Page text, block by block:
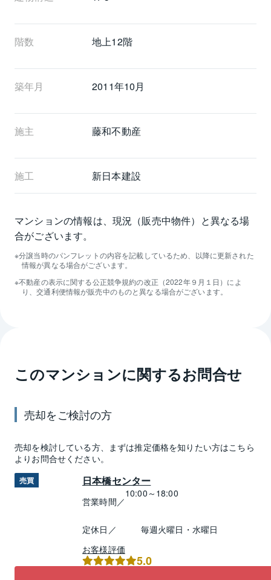
階数 地上12階
築年月 2011年10月
施主 藤和不動産
施工 新日本建設
マンションの情報は、現況（販売中物件）と異なる場
合がございます。
分譲当時のパンフレットの内容を記載しているため、以降に更新された
情報が異なる場合がございます。
不動産の表示に関する公正競争規約の改正（2022年９月１日）によ
り、交通利便情報が販売中のものと異なる場合がございます。
このマンションに関するお問合せ
売却をご検討の方
売却を検討している方、まずは推定価格を知りたい方はこちら
よりお問合せください。
売買 日本橋センター
営業時間／
10:00～18:00
定休日／
毎週火曜日・水曜日
お客様評価
5.0